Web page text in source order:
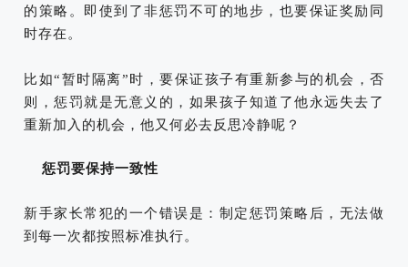
的策略。即使到了非惩罚不可的地步，也要保证奖励同
时存在。
比如“暂时隔离”时，要保证孩子有重新参与的机会，否
则，惩罚就是无意义的，如果孩子知道了他永远失去了
重新加入的机会，他又何必去反思冷静呢？
惩罚要保持一致性
新手家长常犯的一个错误是：制定惩罚策略后，无法做
到每一次都按照标准执行。